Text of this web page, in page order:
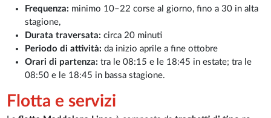
Frequenza: minimo 10–22 corse al giorno, fino a 30 in alta
stagione,
Durata traversata: circa 20 minuti
Periodo di attività: da inizio aprile a fine ottobre
Orari di partenza:tra le 08:15 e le 18:45 in estate; tra le
08:50 e le 18:45 in bassa stagione.
Flotta e servizi